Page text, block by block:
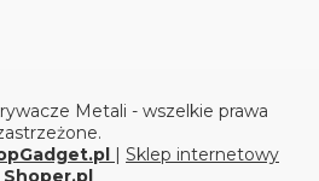
Metali - wszelkie prawa
| Sklep internetowy
Shoper.pl